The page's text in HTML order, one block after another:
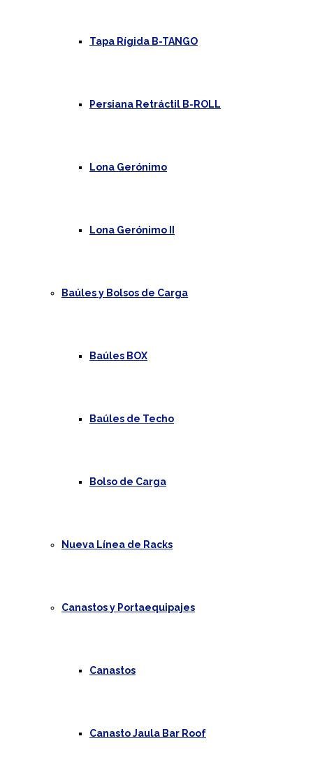
Tapa Rígida B-TANGO
Persiana Retráctil B-ROLL
Lona Gerónimo
Lona Gerónimo II
Baúles y Bolsos de Carga
Baúles BOX
Baúles de Techo
Bolso de Carga
Nueva Línea de Racks
Canastos y Portaequipajes
Canastos
Canasto Jaula Bar Roof